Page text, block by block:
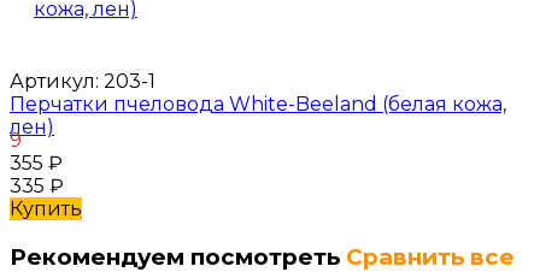
Артикул: 203-1
Перчатки пчеловода White-Beeland (белая кожа,
лен)
9
355 ₽
335 ₽
Купить
Рекомендуем посмотреть Сравнить все